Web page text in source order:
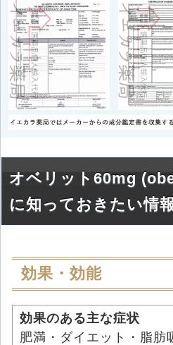
オベリット60mg
に知っておきたい情
効果・効能
効果のある主な症状
肥満・ダイエット・脂肪